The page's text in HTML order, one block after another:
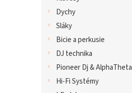
Dychy
Sláky
Bicie a perkusie
DJ technika
Pioneer Dj & AlphaTheta
Hi-Fi Systémy